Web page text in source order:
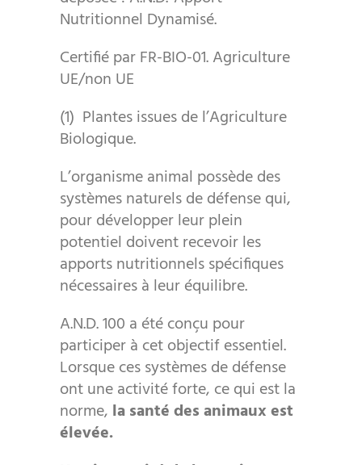
Nutritionnel Dynamisé.
Certifié par FR-BIO-01. Agriculture
UE/non UE
(1) Plantes issues de l’Agriculture
Biologique.
L’organisme animal possède des
systèmes naturels de défense qui,
pour développer leur plein
potentiel doivent recevoir les
apports nutritionnels spécifiques
nécessaires à leur équilibre.
A.N.D. 100 a été conçu pour
participer à cet objectif essentiel.
Lorsque ces systèmes de défense
ont une activité forte, ce qui est la
norme, la santé des animaux est
élevée.